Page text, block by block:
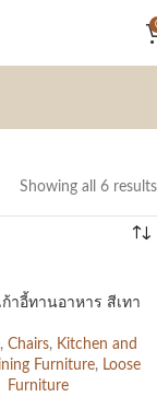
Showing all 6 results
ก้าอี้ทานอาหาร สีเทา
, Chairs, Kitchen and
Furniture, Loose
Furniture